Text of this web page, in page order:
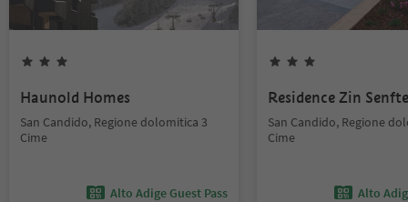
Haunold Homes
San Candido, Regione dolomitica 3
Cime
Alto Adige Guest Pass
Residence Zin
San Candido, Regione
Cime
Alto